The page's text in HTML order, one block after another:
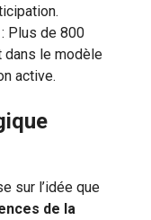
Plus de 800
dans le modèle
active.
sur l’idée que
de la